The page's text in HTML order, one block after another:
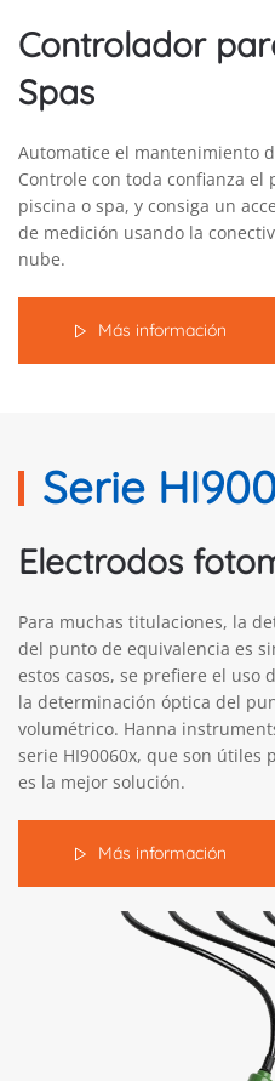
Controlador
Spas
Automatice el mantenimiento
Controle con toda confianza el
piscina o spa, y consiga un
de medición usando la
nube.
Más información
Serie
Electrodos
Para muchas titulaciones, la
del punto de equivalencia es
estos casos, se prefiere el uso
la determinación óptica del
volumétrico. Hanna
serie HI90060x, que son útiles
es la mejor solución.
Más información